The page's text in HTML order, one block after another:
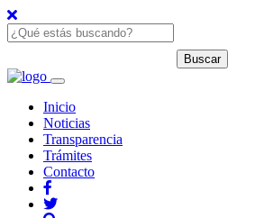
Inicio
Noticias
Transparencia
Trámites
Contacto